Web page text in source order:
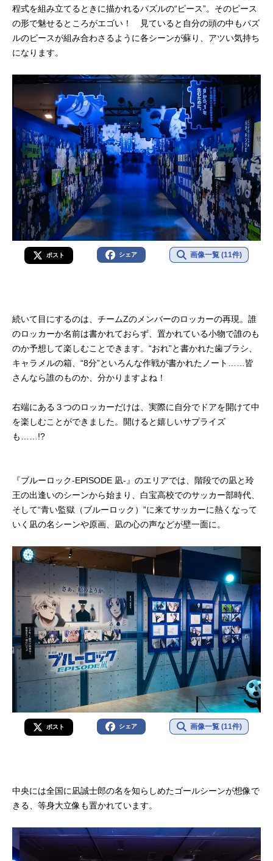
程式を組み立てるときに描かれるパズルの“ピース”。そのピース
の形で魅せるところがエゴい！ 見ていると自分の頭の中もパズ
ルのピースが組み合わさるように各シーンが蘇り、アツい気持ち
になります。
ポスト シェア 画像一覧 (11件)
続いて目にするのは、チームZのメンバーのロッカーの再現。誰
のロッカーか名前は書かれておらず、置かれている小物で誰のも
のか予想して楽しむことできます。“おれ”と書かれた歯ブラシ、
キャラメルの箱、“8分”といろんな作戦が書かれたノート……皆
さんなら誰のものか、分かりますよね！
右端にある３つのロッカーだけは、実際に自分でドアを開けて中
を楽しむことができました。開けると嬉しいサプライズ
も……!?
『ブルーロック-EPISODE 凪-』のエリアでは、階段での凪と玲
王の出逢いのシーンから始まり、白宝高校でのサッカー部時代、
そして“青い監獄（ブルーロック）”に来てサッカーに熱くなって
いく凪の名シーンや原画、凪の心の声などが壁一面に。
ポスト シェア 画像一覧 (11件)
中央には全国に凪誠士郎の名を知らしめたゴールシーンが想像で
きる、等身大立像も置かれています。